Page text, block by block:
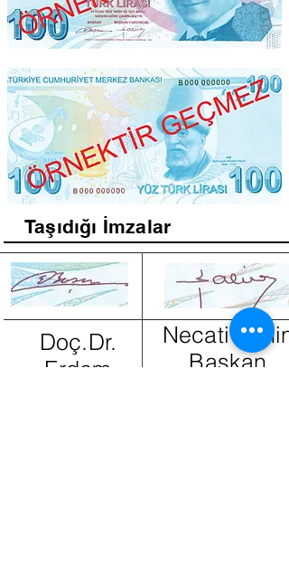
Taşıdığı İmzalar
Doç.Dr.
Erdem
Necati Şahin
Başkan